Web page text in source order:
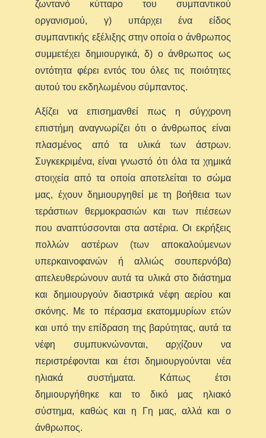
ζωντανό κύτταρο του συμπαντικού
οργανισμού, γ) υπάρχει ένα είδος
συμπαντικής εξέλιξης στην οποία ο άνθρωπος
συμμετέχει δημιουργικά, δ) ο άνθρωπος ως
οντότητα φέρει εντός του όλες τις ποιότητες
αυτού του εκδηλωμένου σύμπαντος.
Αξίζει να επισημανθεί πως η σύγχρονη
επιστήμη αναγνωρίζει ότι ο άνθρωπος είναι
πλασμένος από τα υλικά των άστρων.
Συγκεκριμένα, είναι γνωστό ότι όλα τα χημικά
στοιχεία από τα οποία αποτελείται το σώμα
μας, έχουν δημιουργηθεί με τη βοήθεια των
τεράστιων θερμοκρασιών και των πιέσεων
που αναπτύσσονται στα αστέρια. Οι εκρήξεις
πολλών αστέρων (των αποκαλούμενων
υπερκαινοφανών ή αλλιώς σουπερνόβα)
απελευθερώνουν αυτά τα υλικά στο διάστημα
και δημιουργούν διαστρικά νέφη αερίου και
σκόνης. Με το πέρασμα εκατομμυρίων ετών
και υπό την επίδραση της βαρύτητας, αυτά τα
νέφη συμπυκνώνονται, αρχίζουν να
περιστρέφονται και έτσι δημιουργούνται νέα
ηλιακά συστήματα. Κάπως έτσι
δημιουργήθηκε και το δικό μας ηλιακό
σύστημα, καθώς και η Γη μας, αλλά και ο
άνθρωπος.